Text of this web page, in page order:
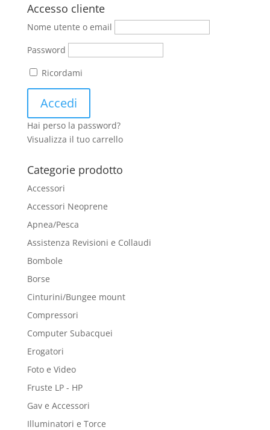
Accesso cliente
Nome utente o email
Password
Ricordami
Hai perso la password?
Visualizza il tuo carrello
Categorie prodotto
Accessori
Accessori Neoprene
Apnea/Pesca
Assistenza Revisioni e Collaudi
Bombole
Borse
Cinturini/Bungee mount
Compressori
Computer Subacquei
Erogatori
Foto e Video
Fruste LP - HP
Gav e Accessori
Illuminatori e Torce